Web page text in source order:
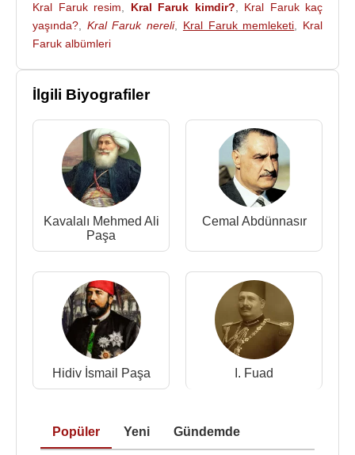
milliyetçilerinin tahtını yıkmaya hazırlandığını
anlayan Kral Fârukİngilizler’e yanaştı.Süveyş
Kanalıbölgesindeki İngiliz kuvvetlerine karşı Mısırlı
fedailerin giriştikleri gerilla hareketlerinin
yoğunlaşması ve 19 Ocak
İngilizler’in İsmâiliye’de karşı saldırıya geçerek
katliam yapmaları ülkede büyük bir infiale yol açtı
ve sokağa dökülen halk İngilizler’in kaldığı binaları
ateşe verdi; hükümetin sıkıyönetim ilân etmesi ve
bazı sert tedbirler alması ise meseleye çözüm
getirmedi.
yangınından faydalanan Fâruk, Vefd
hükümetinin başbakanı Nehhâs Paşa’yı azlederek
yerine İngilizler’in güvenilir adamı Ali Mâhir Paşa’yı
getirdi; ancak bu durum istikrarı sağlayamadığı gibi
ülkeyi hızla ihtilâle yaklaştırdı.
Bu başarısızlıklarıKral Faruk
'un kötü ve yetersiz
liderliğindeki Hür Subaylar Hareketi, 23 Temmuz
1952'de Mısır Devrimi'ni gerçekleştirerek,Kral
Kral Faruk resim
Kral Faruk kimdir?
Kral Faruk kaç
yaşında?
Kral Faruk nereli, Kral Faruk memleketi
Kral
Faruk albümleri
İlgili Biyografiler
Kavalalı Mehmed Ali
Paşa
Cemal Abdünnasır
Hidiv İsmail Paşa I. Fuad
Popüler Yeni Gündemde